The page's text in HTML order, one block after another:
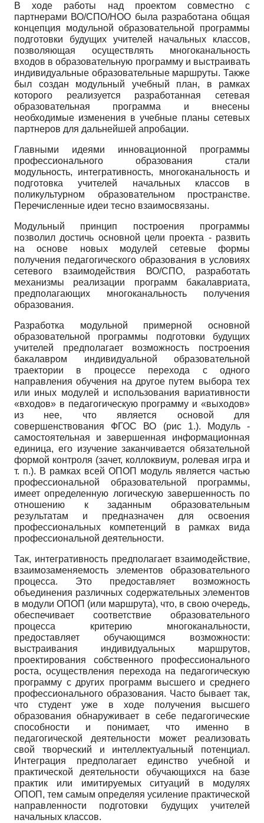
В ходе работы над проектом совместно с
партнерами ВО/СПО/НОО была разработана общая
концепция модульной образовательной программы
подготовки будущих учителей начальных классов,
позволяющая осуществлять многоканальность
входов в образовательную программу и выстраивать
индивидуальные образовательные маршруты. Также
был создан модульный учебный план, в рамках
которого реализуется разработанная сетевая
образовательная программа и внесены
необходимые изменения в учебные планы сетевых
партнеров для дальнейшей апробации.
Главными идеями инновационной программы
профессионального образования стали
модульность, интегративность, многоканальность и
подготовка учителей начальных классов в
поликультурном образовательном пространстве.
Перечисленные идеи тесно взаимосвязаны.
Модульный принцип построения программы
позволил достичь основной цели проекта - развить
на основе новых модулей сетевые формы
получения педагогического образования в условиях
сетевого взаимодействия ВО/СПО, разработать
механизмы реализации программ бакалавриата,
предполагающих многоканальность получения
образования.
Разработка модульной примерной основной
образовательной программы подготовки будущих
учителей предполагает возможность построения
бакалавром индивидуальной образовательной
траектории в процессе перехода с одного
направления обучения на другое путем выбора тех
или иных модулей и использования вариативности
«входов» в педагогическую программу и «выходов»
из нее, что является основой для
совершенствования ФГОС ВО (рис 1.). Модуль -
самостоятельная и завершенная информационная
единица, его изучение заканчивается обязательной
формой контроля (зачет, коллоквиум, ролевая игра и
т. п.). В рамках всей ОПОП модуль является частью
профессиональной образовательной программы,
имеет определенную логическую завершенность по
отношению к заданным образовательным
результатам и предназначен для освоения
профессиональных компетенций в рамках вида
профессиональной деятельности.
Так, интегративность предполагает взаимодействие,
взаимозаменяемость элементов образовательного
процесса. Это предоставляет возможность
объединения различных содержательных элементов
в модули ОПОП (или маршрута), что, в свою очередь,
обеспечивает соответствие образовательного
процесса критерию многоканальности,
предоставляет обучающимся возможности:
выстраивания индивидуальных маршрутов,
проектирования собственного профессионального
роста, осуществления перехода на педагогическую
программу с других программ высшего и среднего
профессионального образования. Часто бывает так,
что студент уже в ходе получения высшего
образования обнаруживает в себе педагогические
способности и понимает, что именно в
педагогической деятельности может реализовать
свой творческий и интеллектуальный потенциал.
Интеграция предполагает единство учебной и
практической деятельности обучающихся на базе
практик или имитируемых ситуаций в модулях
ОПОП, тем самым определяя усиление практической
направленности подготовки будущих учителей
начальных классов.